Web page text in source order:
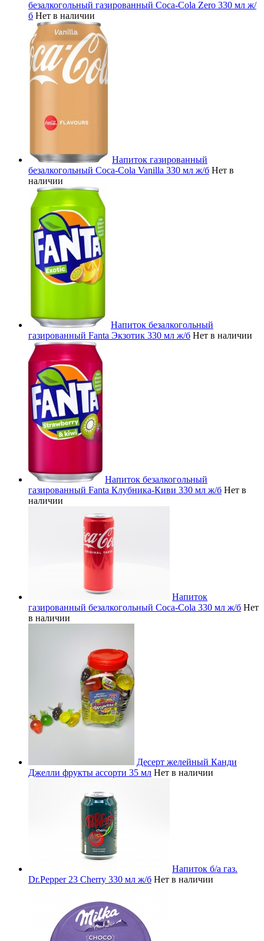
безалкогольный газированный Coca-Cola Zero 330 мл ж/
б Нет в наличии
Напиток газированный
безалкогольный Coca-Cola Vanilla 330 мл ж/б Нет в
наличии
Напиток безалкогольный
газированный Fanta Экзотик 330 мл ж/б Нет в наличии
Напиток безалкогольный
газированный Fanta Клубника-Киви 330 мл ж/б Нет в
наличии
Напиток
газированный безалкогольный Coca-Cola 330 мл ж/б Нет
в наличии
Десерт желейный Канди
Джелли фрукты ассорти 35 мл Нет в наличии
Напиток б/а газ.
Dr.Pepper 23 Cherry 330 мл ж/б Нет в наличии